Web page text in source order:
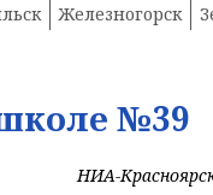
Железногорск
№39
НИА-